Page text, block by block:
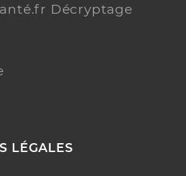
Décryptage
LÉGALES